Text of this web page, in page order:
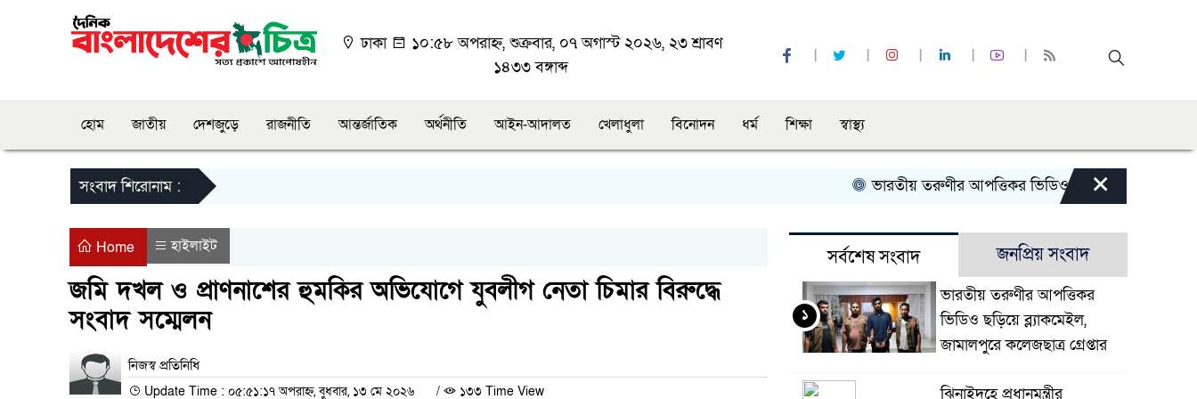
ঢাকা
১০:৫৮ অপরাহ্ন, শুক্রবার, ০৭ অগাস্ট ২০২৬, ২৩ শ্রাবণ
১৪৩৩ বঙ্গাব্দ
হোম জাতীয় দেশজুড়ে রাজনীতি আন্তর্জাতিক অর্থনীতি আইন-আদালত খেলাধুলা বিনোদন ধর্ম শিক্ষা স্বাস্থ্য
সংবাদ শিরোনাম : ভারতীয় তরুণীর আপত্তিকর ভিডিও ছড়িয়ে ব্ল্যাকমেইল, জামালপুরে
×
Home হাইলাইট
জমি দখল ও প্রাণনাশের হুমকির অভিযোগে যুবলীগ নেতা চিমার বিরুদ্ধে
সংবাদ সম্মেলন
নিজস্ব প্রতিনিধি
Update Time : ০৫:৫১:১৭ অপরাহ্ন, বুধবার, ১৩ মে ২০২৬ / ১৩৩ Time View
সর্বশেষ সংবাদ জনপ্রিয় সংবাদ
ভারতীয় তরুণীর আপত্তিকর
ভিডিও ছড়িয়ে ব্ল্যাকমেইল,
জামালপুরে কলেজছাত্র গ্রেপ্তার
১
ঝিনাইদহে প্রধানমন্ত্রীর